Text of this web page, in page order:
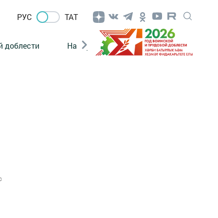
РУС ТАТ
доблести Нацпроекты Поколение будущего